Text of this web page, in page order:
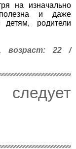
на изначально
и даже
детям, родители
возраст: 22 /